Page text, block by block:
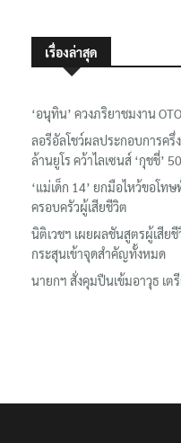
เรื่องล่าสุด
‘อนุทิน’ ควงภริยาชมงาน
ลอรีอัลโชว์ผลประกอบการครึ่
ล้านยูโร คว้าไลเซนส์ ‘กุชชี่’
‘แม่เด็ก 14’ ยกมือไหว้ขอโท
ครอบครัวผู้เสียชีวิต
นิติเวชฯ เผยผลชันสูตรผู้เสียชี
กระสุนเข้าจุดสำคัญทั้งหมด
นายกฯ สั่งคุมปืนเข้มอาวุธ เ